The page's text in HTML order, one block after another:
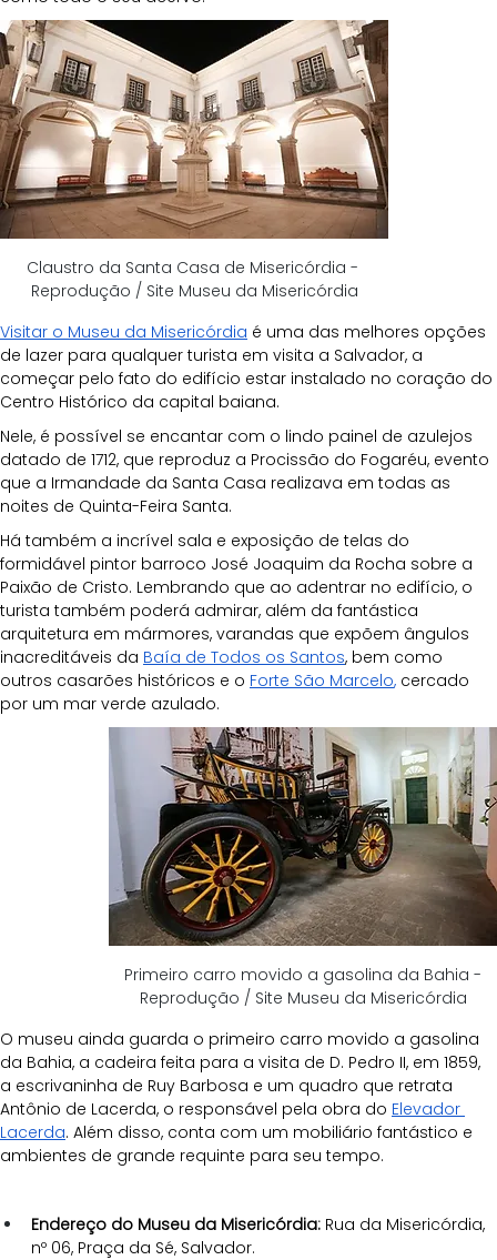
Claustro da Santa Casa de Misericórdia -
Reprodução / Site Museu da Misericórdia
Visitar o Museu da Misericórdia é uma das melhores opções
de lazer para qualquer turista em visita a Salvador, a
começar pelo fato do edifício estar instalado no coração do
Centro Histórico da capital baiana.
Nele, é possível se encantar com o lindo painel de azulejos
datado de 1712, que reproduz a Procissão do Fogaréu, evento
que a Irmandade da Santa Casa realizava em todas as
noites de Quinta-Feira Santa.
Há também a incrível sala e exposição de telas do
formidável pintor barroco José Joaquim da Rocha sobre a
Paixão de Cristo. Lembrando que ao adentrar no edifício, o
turista também poderá admirar, além da fantástica
arquitetura em mármores, varandas que expõem ângulos
inacreditáveis da Baía de Todos os Santos, bem como
outros casarões históricos e o Forte São Marcelo, cercado
por um mar verde azulado.
Primeiro carro movido a gasolina da Bahia -
Reprodução / Site Museu da Misericórdia
O museu ainda guarda o primeiro carro movido a gasolina
da Bahia, a cadeira feita para a visita de D. Pedro II, em 1859,
a escrivaninha de Ruy Barbosa e um quadro que retrata
Antônio de Lacerda, o responsável pela obra do Elevador
Lacerda. Além disso, conta com um mobiliário fantástico e
ambientes de grande requinte para seu tempo.
Endereço do Museu da Misericórdia: Rua da Misericórdia,
nº 06, Praça da Sé, Salvador.